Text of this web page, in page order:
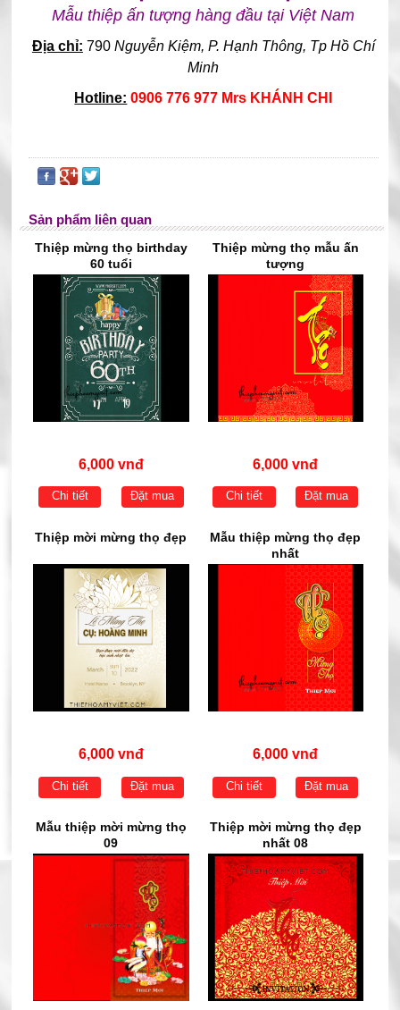
Mẫu thiệp ấn tượng hàng đầu tại Việt Nam
Địa chỉ: 790Nguyễn Kiệm, P. Hạnh Thông, Tp Hồ Chí
Minh
Hotline: 0906 776 977 Mrs KHÁNH CHI
Sản phẩm liên quan
Thiệp mừng thọ birthday
60 tuổi
6,000 vnđ
Chi tiết Đặt mua
Thiệp mừng thọ mẫu ấn
tượng
6,000 vnđ
Chi tiết Đặt mua
Thiệp mời mừng thọ đẹp
6,000 vnđ
Chi tiết Đặt mua
Mẫu thiệp mừng thọ đẹp
nhất
6,000 vnđ
Chi tiết Đặt mua
Mẫu thiệp mời mừng thọ
09
Thiệp mời mừng thọ đẹp
nhất 08